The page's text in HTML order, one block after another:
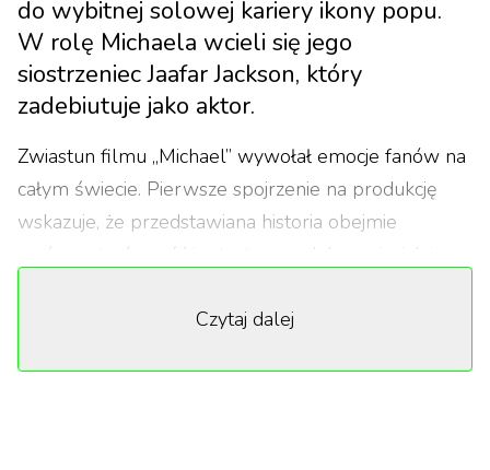
do wybitnej solowej kariery ikony popu.
W rolę Michaela wcieli się jego
siostrzeniec Jaafar Jackson, który
zadebiutuje jako aktor.
Zwiastun filmu „Michael” wywołał emocje fanów na
całym świecie. Pierwsze spojrzenie na produkcję
wskazuje, że przedstawiana historia obejmie
zarówno twórczość i artystyczne dokonania, jak i
presja rodzinna i wielkie ambicje wydają się
Czytaj dalej